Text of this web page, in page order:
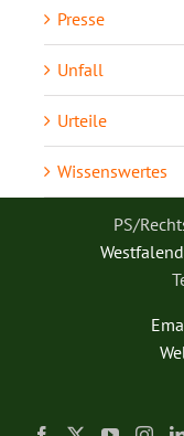
Presse
Unfall
Urteile
Wissenswertes
PS/